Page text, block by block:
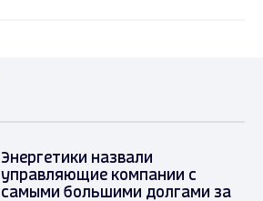
Энергетики назвали
управляющие компании с
самыми большими долгами за